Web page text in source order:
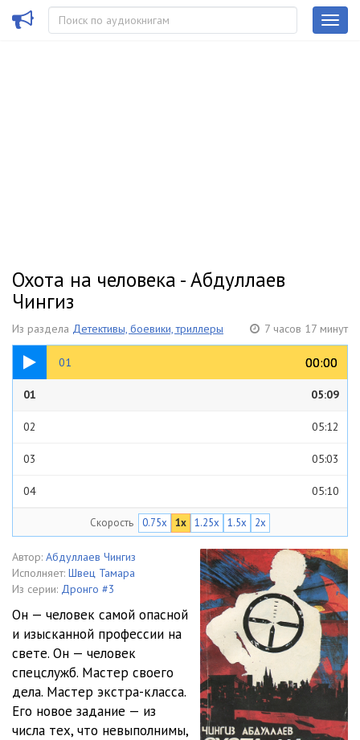
Охота на человека - Абдуллаев
Чингиз
Из раздела Детективы, боевики, триллеры 7 часов 17 минут
01 00:00
00:00
05:09
01 05:09
02 05:12
03 05:03
04 05:10
06 05:01
07 05:01
08 05:12
09 05:03
05:04
11 05:07
Скорость 0.75x 1x 1.25x 1.5x 2x
Автор: Абдуллаев Чингиз
Исполняет: Швец Тамара
Из серии: Дронго #3
Он — человек самой опасной
и изысканной профессии на
свете. Он — человек
спецслужб. Мастер своего
дела. Мастер экстра-класса.
Его новое задание — из
числа тех, что невыполнимы,